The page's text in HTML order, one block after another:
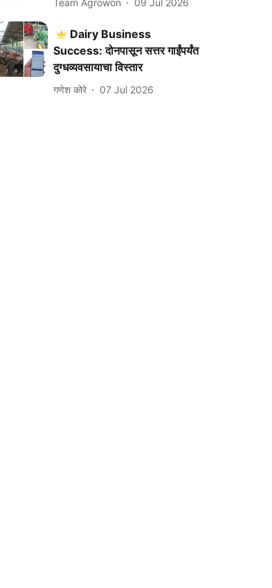
Dairy Business
Success: दोनपासून सत्तर गाईंपर्यंत
दुग्धव्यवसायाचा विस्तार
गणेश कोरे 07 Jul 2026